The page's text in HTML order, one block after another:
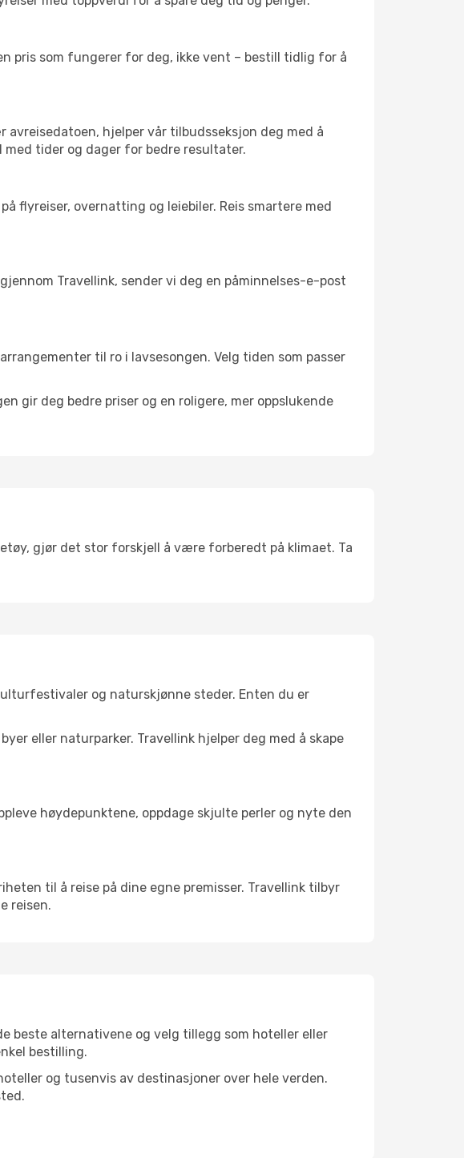
pris som fungerer for deg, ikke vent – bestill tidlig for å
hjelper vår tilbudsseksjon deg med å
tider og dager for bedre resultater.
flyreiser, overnatting og leiebiler. Reis smartere med
Travellink, sender vi deg en påminnelses-e-post
til ro i lavsesongen. Velg tiden som passer
gir deg bedre priser og en roligere, mer oppslukende
gjør det stor forskjell å være forberedt på klimaet. Ta
og naturskjønne steder. Enten du er
eller naturparker. Travellink hjelper deg med å skape
høydepunktene, oppdage skjulte perler og nyte den
til å reise på dine egne premisser. Travellink tilbyr
reisen.
beste alternativene og velg tillegg som hoteller eller
bestilling.
og tusenvis av destinasjoner over hele verden.